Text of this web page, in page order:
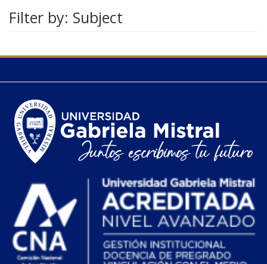
Filter by: Subject